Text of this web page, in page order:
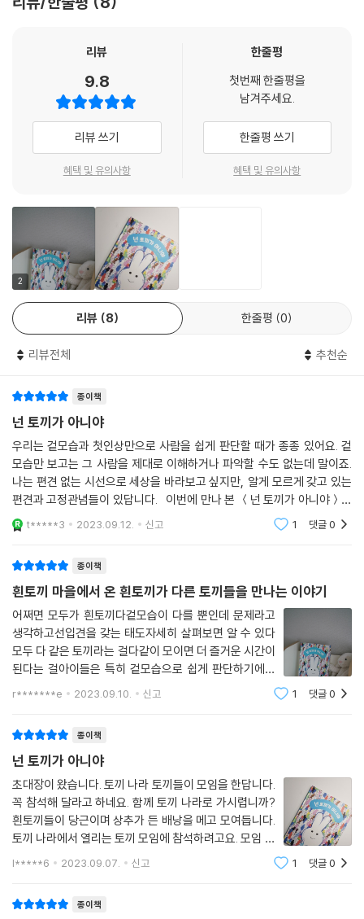
다. 약속 장소에 도착한 토끼들은 첫 번째 모임을 어떻게 보내게 될까요?
귀엽고 친숙한 알록달록한 그림으로 보여 주는 다양성의 이야기
다양성을 간과한 색과 관련된 차별은 우리 사회 곳곳에 스며들어 있지만
모르고 지나치는 일들이 많이 있습니다. 남자는 파랑, 여자는 핑크를 좋아
한다는 이분법적 사고나 ‘살색’이라는 말은 황인종의 살빛을 나타내는 표
현으로 인종차별이라고 판단해 ‘살구색’으로 수정된 경우에서 그 예를 찾
아볼 수 있습니다.
『넌 토끼가 아니야』에 등장하는 흰토끼들은 다른 색 토끼들을 모두 토끼가
아니라는 고정관념에 사로잡혀 배타적인 태도를 보입니다. 흰색이 아니라
는 이유만으로요. 이런 흰토끼들의 차별적 행동과는 반대로 힘겹게 모임
장소에 도착한 흰토끼들을 다른 색 토끼들은 반갑게 맞아 줍니다. 흰토끼
들은 어리둥절했지만 이런 환대가 싫지 않았고, 다양한 토끼들과 어울려
시간 가는 줄 모르고 신나게 놀았습니다. 함께 힘을 모아 박을 터트렸고, 알
록달록한 색종이가 토끼들 위로 한가득 쏟아졌습니다. 마치 모임 장소에
생김새도 생각도 모두 다르지만, 함께 있으면 즐겁고 여럿이 힘을 모으면
토끼라고 여겼던 생각을 조금씩 바꾸게 됩니다. 서로가 다르기 때문에 더
욱 소중하고 특별한 존재라는 것, 다름을 받아들이고 인정할 때 비로소 친
구가 될 수 있다는 마법 같은 비밀이 이 책에 담겨 있습니다.
이야기에 깊이를 더한 그림 작가의 통찰이 돋보이는 작품
자유로운 선과 맑은 색으로 이야기에 여백을 담아내는 서정성이 돋보인다
사로잡혔던 흰토끼들의 심리 변화와 다양한 표정을 섬세하게 포착해 냈습
는 천진난만한 모습, 다른 색 토끼들을 만났을 때 어리둥절하면서 당황하
는 표정, 자기와 생각이 다른 누군가와 이야기를 나눌 때 실망을 넘어 화를
내는 모습 등 글로 다 담을 수 없는 디테일을 그림으로 표현하면서 이야기
에 입체감을 선사했습니다. 다양한 표정과 행동을 보여 주는 귀여운 토끼
캐릭터를 통해 우리 주변에서 쉽게 접할 수 있는 차별과 편견에 대해 자연
스럽고도 깊이 생각해 볼 수 있는 기회를 제공합니다. 한발 더 나아가 나는
아볼 수 있게 하는 동시에 다름을 받아들이고, 우정을 쌓아갈 힘은 내 안에
깃들어 있다는 메시지가 잘 드러나는 작품입니다.
교과연계 :
1학년 1학기 국어 7. 생각을 나타내요 / 1학년 2학기 국어 3. 문장으로 표현
2학년 1학기 국어 3. 마음을 나누어요 / 2학년 1학기 국어 8. 마음을 짐작
2학년 1학기 국어 10. 다른 사람을 생각해요 / 3학년 2학기 국어 9. 작품 속
리뷰
9.8
리뷰 쓰기
혜택 및 유의사항
한줄평
첫번째 한줄평을
남겨주세요.
한줄평 쓰기
혜택 및 유의사항
2
리뷰 8 한줄평 0
리뷰전체 추천순
종이책
넌 토끼가 아니야
우리는 겉모습과 첫인상만으로 사람을 쉽게 판단할 때가 종종 있어요. 겉
모습만 보고는 그 사람을 제대로 이해하거나 파악할 수도 없는데 말이죠.
나는 편견 없는 시선으로 세상을 바라보고 싶지만, 알게 모르게 갖고 있는
편견과 고정관념들이 있답니다. 이번에 만나 본 ＜넌 토끼가 아니야＞는
편견과 고정관념에서 벗어나 나와 다른 존재를 이해하고, 서로가
t*****3 2023.09.12. 신고 1 댓글0
종이책
흰토끼 마을에서 온 흰토끼가 다른 토끼들을 만나는 이야기
어쩌면 모두가 흰토끼다겉모습이 다를 뿐인데 문제라고
생각하고선입견을 갖는 태도자세히 살펴보면 알 수 있다
모두 다 같은 토끼라는 걸다같이 모이면 더 즐거운 시간이
된다는 걸아이들은 특히 겉모습으로 쉽게 판단하기에더
유익한 내용의 “ 넌 토끼가 아니야 ”만 2세부터 추천하는
r*******e 2023.09.10. 신고 1 댓글0
종이책
넌 토끼가 아니야
초대장이 왔습니다. 토끼 나라 토끼들이 모임을 한답니다.
꼭 참석해 달라고 하네요. 함께 토끼 나라로 가시렵니까?
흰토끼들이 당근이며 상추가 든 배낭을 메고 모여듭니다.
토끼 나라에서 열리는 토끼 모임에 참석하려고요. 모임 장
소에 가면 흰 토끼들이 가득할 거라는 생각에 노래가 절로
l*****6 2023.09.07. 신고 1 댓글0
종이책